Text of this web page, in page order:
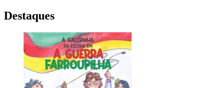
Destaques